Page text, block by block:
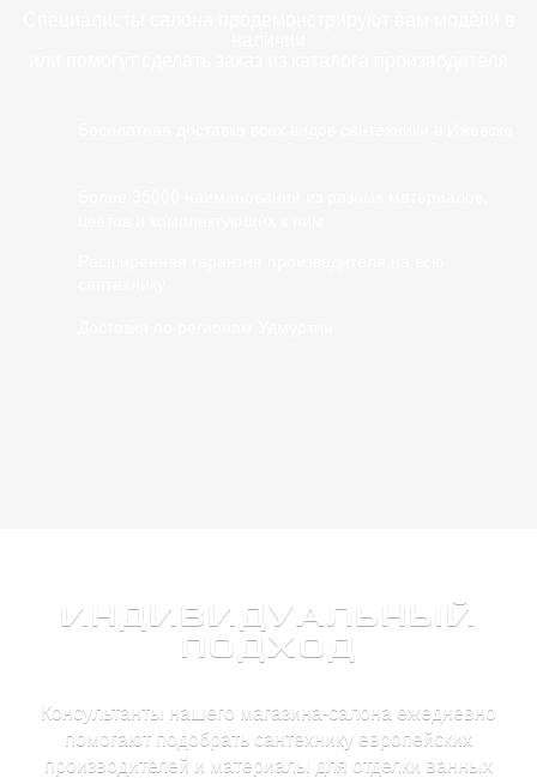
ИНДИВИДУАЛЬНЫЙ
ПОДХОД
Консультанты нашего магазина-салона ежедневно
помогают подобрать сантехнику европейских
производителей и материалы для отделки ванных